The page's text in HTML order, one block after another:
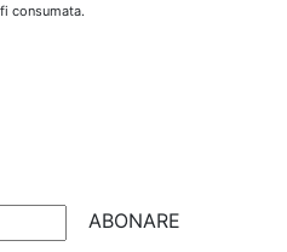
consumata.
ABONARE